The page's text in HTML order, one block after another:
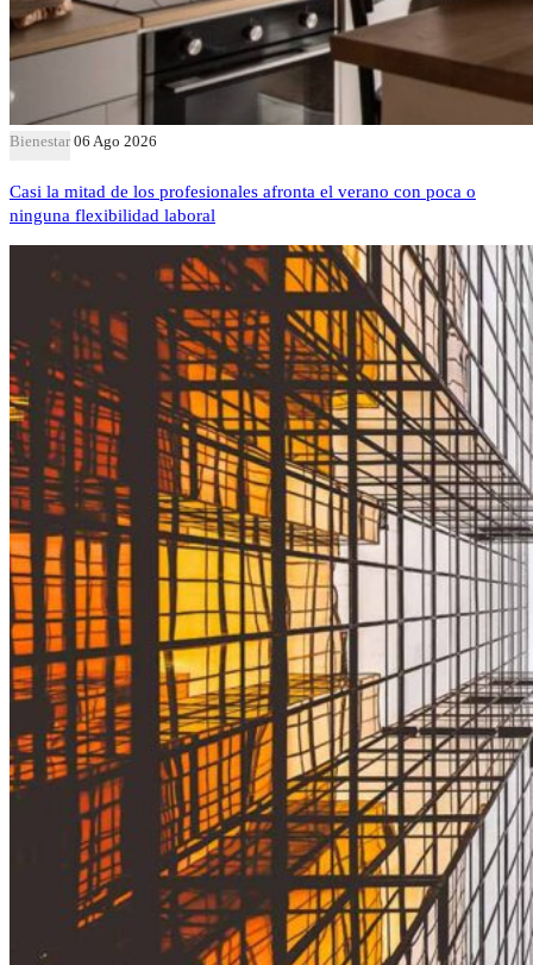
Bienestar 06 Ago 2026
Casi la mitad de los profesionales afronta el verano con poca o
ninguna flexibilidad laboral